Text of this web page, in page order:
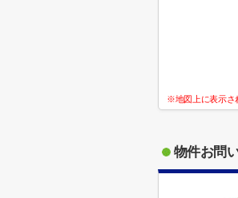
※地図上に表示さ
物件お問